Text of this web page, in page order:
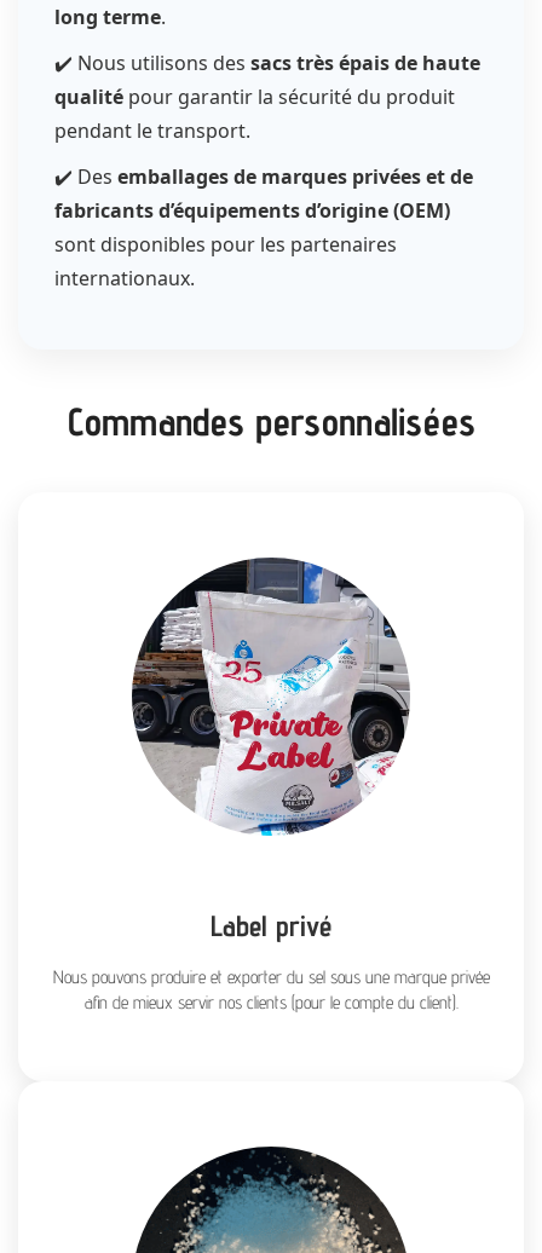
long terme.
✔️ Nous utilisons des sacs très épais de haute
qualité pour garantir la sécurité du produit
pendant le transport.
✔️ Des emballages de marques privées et de
fabricants d’équipements d’origine (OEM)
sont disponibles pour les partenaires
internationaux.
Commandes personnalisées
Label privé
Nous pouvons produire et exporter du sel sous une marque privée
afin de mieux servir nos clients (pour le compte du client).